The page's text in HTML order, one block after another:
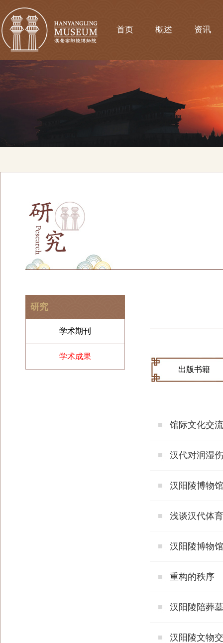
首页 概述 资讯
研究
学术期刊
学术成果
出版书籍
馆际文化交
汉代对润湿
汉阳陵博物
浅谈汉代体
汉阳陵博物
重构的秩序
汉阳陵陪葬
汉阳陵文物